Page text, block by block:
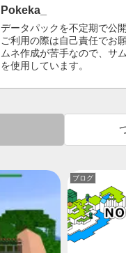
Pokeka_
データパックを不定期で公
ご利用の際は自己責任でお
ムネ作成が苦手なので、サ
を使用しています。
ブログ